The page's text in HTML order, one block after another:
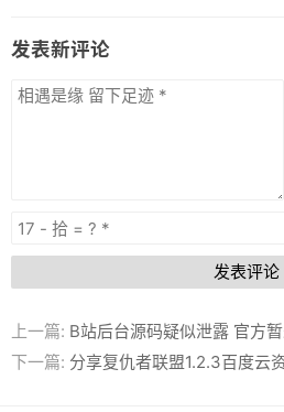
发表新评论
发表评论
上一篇: B站后台源码疑似泄露 官方
下一篇: 分享复仇者联盟1.2.3百度云